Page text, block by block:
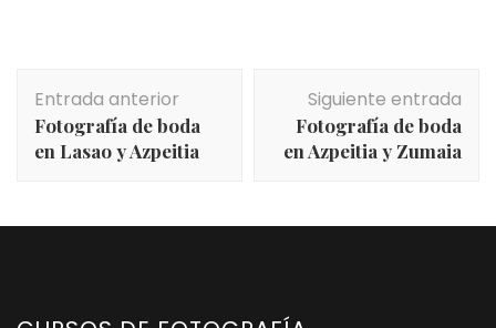
de
entradas
Entrada anterior
Fotografía de boda
en Lasao y Azpeitia
Siguiente entrada
Fotografía de boda
en Azpeitia y Zumaia